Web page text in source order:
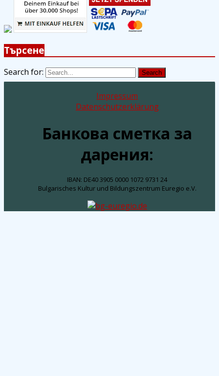
Търсене
Search for: Search
Impressum
Datenschutzerklärung
Банкова сметка за
дарения:
IBAN: DE40 3905 0000 1072 9731 24
Bulgarisches Kultur und Bildungszentrum Euregio e.V.